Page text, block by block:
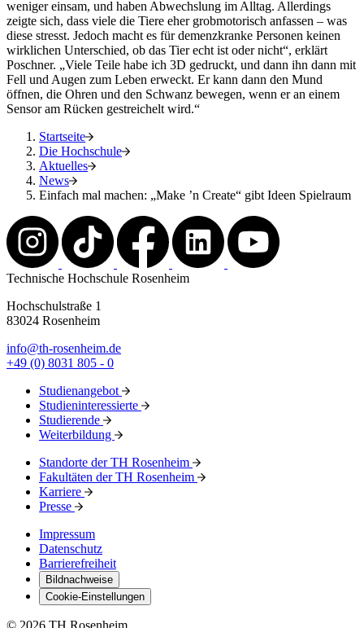
weniger einsam, und haben Abwechslung im Alltag. Allerdings
zeigte sich, dass viele die Tiere eher grobmotorisch anfassen – was
diese stresst. Jedoch macht es für demenzkranke Personen keinen
wirklichen Unterschied, ob das Tier echt ist oder nicht“, erklärt
Poschner. „Viele Teile habe ich 3D gedruckt, und dann ihn dann mit
Fell und Augen zum Leben erweckt. Er kann dann den Mund
öffnen, die Ohren und den Schwanz bewegen, wenn er an einem
Sensor am Rücken gestreichelt wird.“
Startseite
Die Hochschule
Aktuelles
News
Einfach mal machen: „Make ’n Create“ gibt Ideen Spielraum
Technische Hochschule Rosenheim
Hochschulstraße 1
83024 Rosenheim
info@th-rosenheim.de
+49 (0) 8031 805 - 0
Studienangebot
Studieninteressierte
Studierende
Weiterbildung
Standorte der TH Rosenheim
Fakultäten der TH Rosenheim
Karriere
Presse
Impressum
Datenschutz
Barrierefreiheit
Bildnachweise
Cookie-Einstellungen